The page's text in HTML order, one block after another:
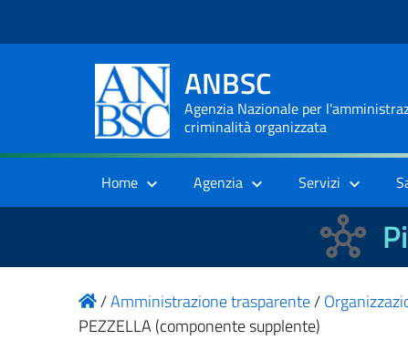
ANBSC
Agenzia Nazionale per
criminalità organizzata
Home Agenzia Servizi
/Amministrazione trasparente/
PEZZELLA (componente supplente)